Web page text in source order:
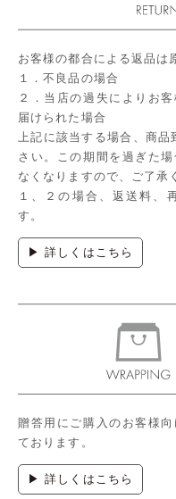
お客様の都合による返品は
１．不良品の場合
２．当店の過失によりお
届けられた場合
上記に該当する場合、商
さい。この期間を過ぎた
なくなりますので、ご了承
１、２の場合、返送料、
す。
▶ 詳しくはこちら
贈答用にご購入のお客様
ております。
▶ 詳しくはこちら